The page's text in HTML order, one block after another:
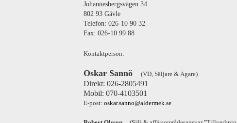
Johannesbergsvägen 34
802 93 Gävle
Telefon: 026-10 90 32
Fax: 026-10 99 88
Kontaktperson:
Oskar Sannö (VD, Säljare & Ägare)
Direkt: 026-2805491
Mobil: 070-4103501
E-post: oskar.sanno@aldermek.se